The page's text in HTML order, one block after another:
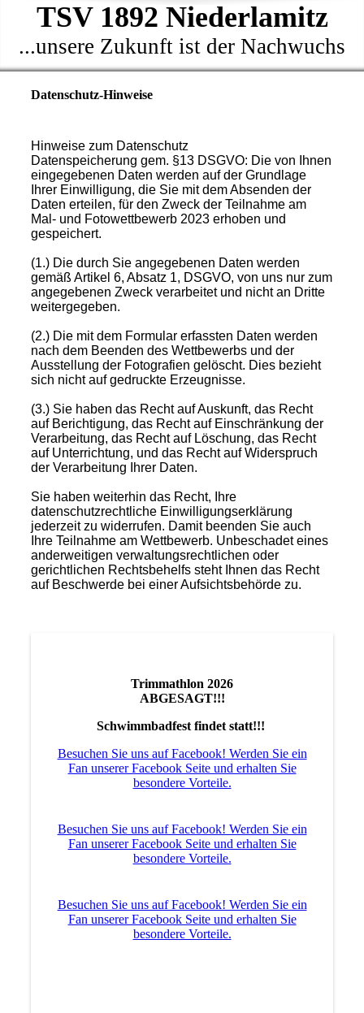
TSV 1892 Niederlamitz
...unsere Zukunft ist der Nachwuchs
Datenschutz-Hinweise
Hinweise zum Datenschutz
Datenspeicherung gem. §13 DSGVO: Die von Ihnen
eingegebenen Daten werden auf der Grundlage
Ihrer Einwilligung, die Sie mit dem Absenden der
Daten erteilen, für den Zweck der Teilnahme am
Mal- und Fotowettbewerb 2023 erhoben und
gespeichert.
(1.) Die durch Sie angegebenen Daten werden
gemäß Artikel 6, Absatz 1, DSGVO, von uns nur zum
angegebenen Zweck verarbeitet und nicht an Dritte
weitergegeben.
(2.) Die mit dem Formular erfassten Daten werden
nach dem Beenden des Wettbewerbs und der
Ausstellung der Fotografien gelöscht. Dies bezieht
sich nicht auf gedruckte Erzeugnisse.
(3.) Sie haben das Recht auf Auskunft, das Recht
auf Berichtigung, das Recht auf Einschränkung der
Verarbeitung, das Recht auf Löschung, das Recht
auf Unterrichtung, und das Recht auf Widerspruch
der Verarbeitung Ihrer Daten.
Sie haben weiterhin das Recht, Ihre
datenschutzrechtliche Einwilligungserklärung
jederzeit zu widerrufen. Damit beenden Sie auch
Ihre Teilnahme am Wettbewerb. Unbeschadet eines
anderweitigen verwaltungsrechtlichen oder
gerichtlichen Rechtsbehelfs steht Ihnen das Recht
auf Beschwerde bei einer Aufsichtsbehörde zu.
Trimmathlon 2026
ABGESAGT!!!
Schwimmbadfest findet statt!!!
Besuchen Sie uns auf Facebook! Werden Sie ein
Fan unserer Facebook Seite und erhalten Sie
besondere Vorteile.
Besuchen Sie uns auf Facebook! Werden Sie ein
Fan unserer Facebook Seite und erhalten Sie
besondere Vorteile.
Besuchen Sie uns auf Facebook! Werden Sie ein
Fan unserer Facebook Seite und erhalten Sie
besondere Vorteile.